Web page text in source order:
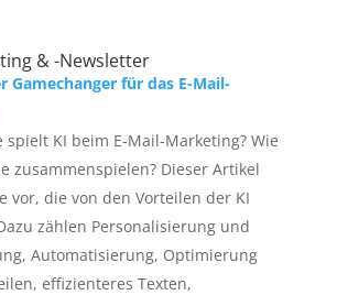
& -Newsletter
Gamechanger für das E-Mail-
spielt KI beim E-Mail-Marketing? Wie
zusammenspielen? Dieser Artikel
vor, die von den Vorteilen der KI
zählen Personalisierung und
Automatisierung, Optimierung
effizienteres Texten,